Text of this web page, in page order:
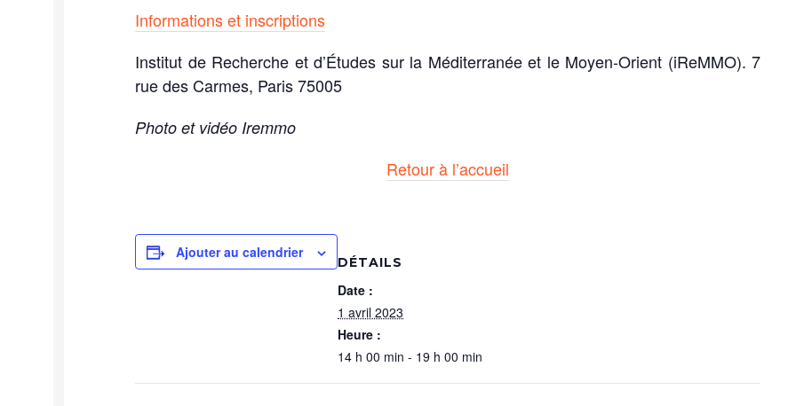
Informations et inscriptions
Institut de Recherche et d’Études sur la Méditerranée et le Moyen-Orient (iReMMO). 7
rue des Carmes, Paris75005
Photo et vidéo Iremmo
Retour à l’accueil
Ajouter au calendrier
DÉTAILS
Date :
1 avril 2023
Heure :
14 h 00 min - 19 h 00 min